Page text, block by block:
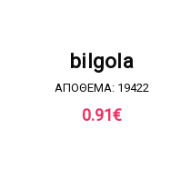
bilgola
ΑΠΟΘΕΜΑ: 19422
0.91€